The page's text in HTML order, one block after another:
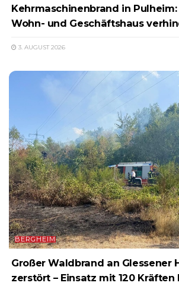
Kehrmaschinenbrand in
Wohn- und Geschäftshaus
3. AUGUST 2026
BERGHEIM
Großer Waldbrand an Glessener
zerstört – Einsatz mit 120